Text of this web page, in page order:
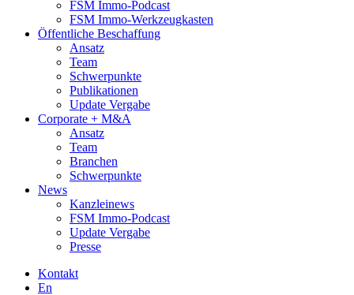
FSM Immo-Podcast
FSM Immo-Werkzeugkasten
Öffentliche Beschaffung
Ansatz
Team
Schwerpunkte
Publikationen
Update Vergabe
Corporate + M&A
Ansatz
Team
Branchen
Schwerpunkte
News
Kanzleinews
FSM Immo-Podcast
Update Vergabe
Presse
Kontakt
En